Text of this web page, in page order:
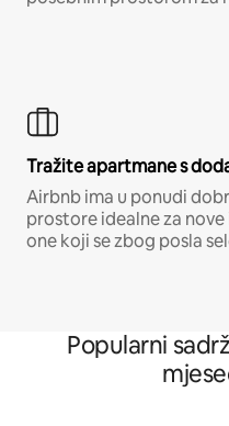
Tražite apartmane s
Airbnb ima u ponudi
prostore idealne za
one koji se zbog posla
Popularni